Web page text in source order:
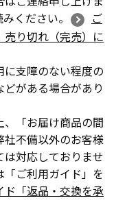
ください。
ご
り切れ（完売）に
支障のない程度の
がある場合があり
「お届け商品の間
不備以外のお客様
対応しておりませ
ご利用ガイド」を
ド「返品・交換を承